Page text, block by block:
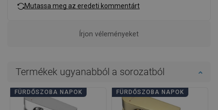
Mutassa meg az eredeti kommentárt
Írjon véleményeket
Termékek ugyanabból a sorozatból
FÜRDŐSZOBA NAPOK FÜRDŐSZOBA NAPOK